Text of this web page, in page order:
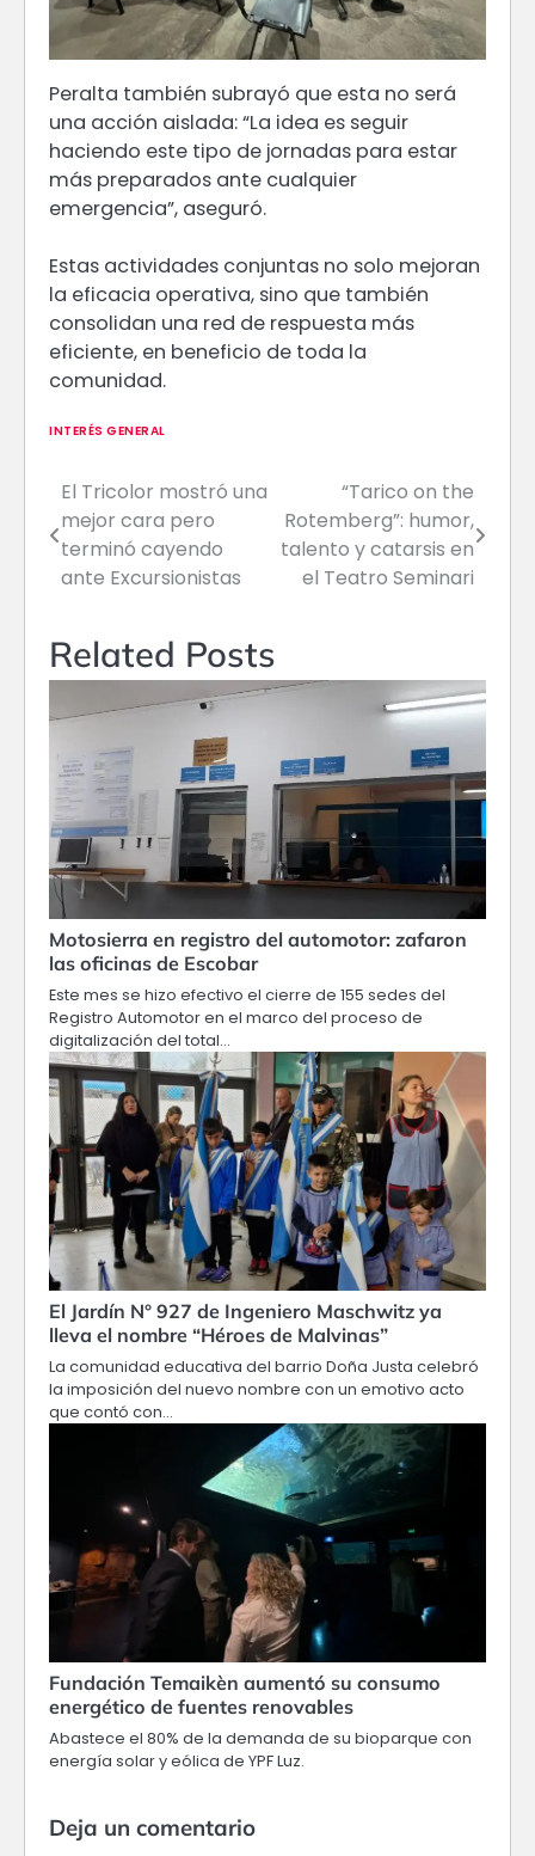
Peralta también subrayó que esta no será
una acción aislada: “La idea es seguir
haciendo este tipo de jornadas para estar
más preparados ante cualquier
emergencia”, aseguró.
Estas actividades conjuntas no solo mejoran
la eficacia operativa, sino que también
consolidan una red de respuesta más
eficiente, en beneficio de toda la
comunidad.
INTERÉS GENERAL
Navegación
de
entradas
El Tricolor mostró una
mejor cara pero
terminó cayendo
ante Excursionistas
“Tarico on the
Rotemberg”: humor,
talento y catarsis en
el Teatro Seminari
Related Posts
Motosierra en registro del automotor: zafaron
las oficinas de Escobar
Este mes se hizo efectivo el cierre de 155 sedes del
Registro Automotor en el marco del proceso de
digitalización del total…
El Jardín N° 927 de Ingeniero Maschwitz ya
lleva el nombre “Héroes de Malvinas”
La comunidad educativa del barrio Doña Justa celebró
la imposición del nuevo nombre con un emotivo acto
que contó con…
Fundación Temaikèn aumentó su consumo
energético de fuentes renovables
Abastece el 80% de la demanda de su bioparque con
energía solar y eólica de YPF Luz.
Deja un comentario